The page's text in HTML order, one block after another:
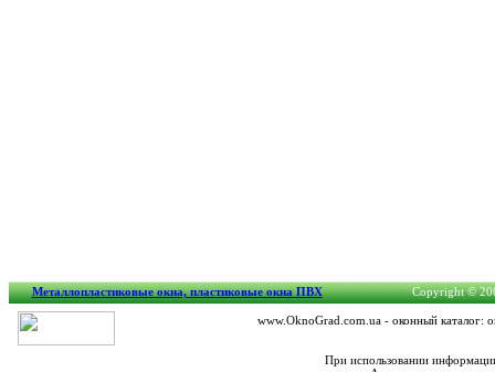
Металлопластиковые окна, пластиковые окна ПВХ Copyright ©
www.OknoGrad.com.ua - оконный каталог:
При использовании